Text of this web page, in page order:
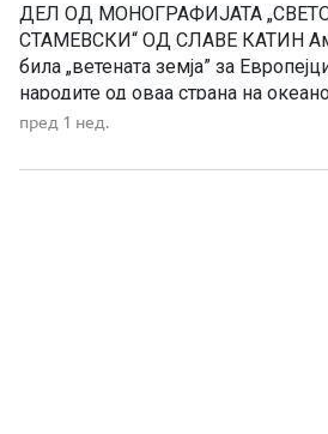
ДЕЛ ОД МОНОГРАФИЈАТА
СТАМЕВСКИ“ ОД СЛАВЕ КАТИН
била „ветената земја” за
народите од оваа страна на
на тој богат и по многу нешта
дни. Исто така, мака видел Крсте
пред 1 нед.